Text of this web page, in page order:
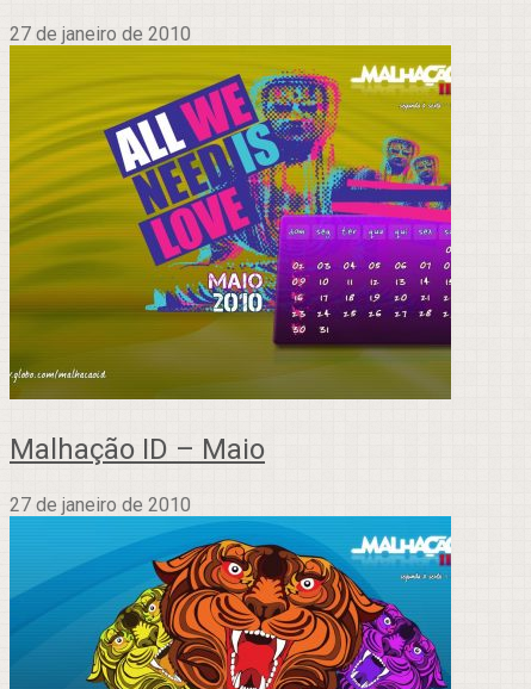
27 de janeiro de 2010
Malhação ID – Maio
27 de janeiro de 2010